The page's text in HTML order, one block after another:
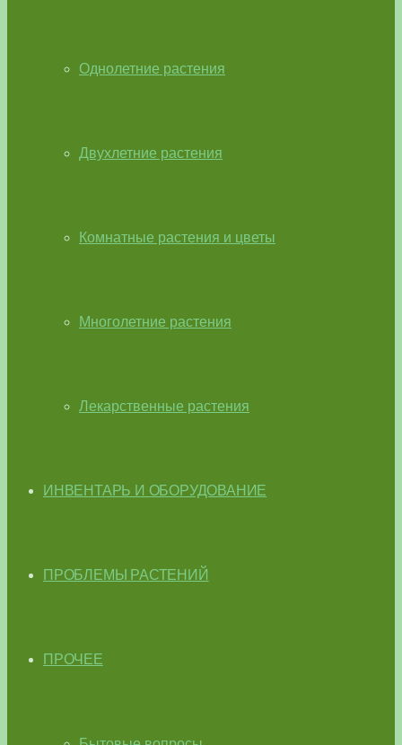
Однолетние растения
Двухлетние растения
Комнатные растения и цветы
Многолетние растения
Лекарственные растения
ИНВЕНТАРЬ И ОБОРУДОВАНИЕ
ПРОБЛЕМЫ РАСТЕНИЙ
ПРОЧЕЕ